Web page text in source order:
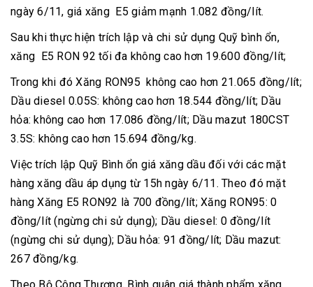
ngày 6/11, giá xăng E5 giảm mạnh 1.082 đồng/lít.
Sau khi thực hiện trích lập và chi sử dụng Quỹ bình ổn,
xăng E5 RON 92 tối đa không cao hơn 19.600 đồng/lít;
Trong khi đó Xăng RON95 không cao hơn 21.065 đồng/lít;
Dầu diesel 0.05S: không cao hơn 18.544 đồng/lít; Dầu
hỏa: không cao hơn 17.086 đồng/lít; Dầu mazut 180CST
3.5S: không cao hơn 15.694 đồng/kg.
Việc trích lập Quỹ Bình ổn giá xăng dầu đối với các mặt
hàng xăng dầu áp dụng từ 15h ngày 6/11. Theo đó mặt
hàng Xăng E5 RON92 là 700 đồng/lít; Xăng RON95: 0
đồng/lít (ngừng chi sử dụng); Dầu diesel: 0 đồng/lít
(ngừng chi sử dụng); Dầu hỏa: 91 đồng/lít; Dầu mazut:
267 đồng/kg.